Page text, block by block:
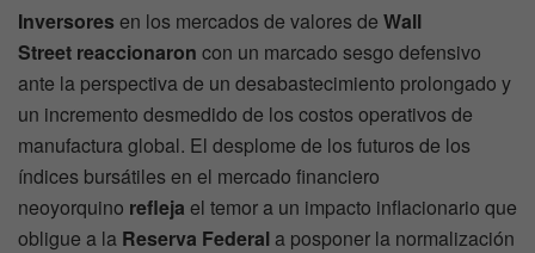
Inversores en los mercados de valores de Wall
Street reaccionaron con un marcado sesgo defensivo
ante la perspectiva de un desabastecimiento prolongado y
un incremento desmedido de los costos operativos de
manufactura global. El desplome de los futuros de los
índices bursátiles en el mercado financiero
neoyorquino refleja el temor a un impacto inflacionario que
obligue a la Reserva Federal a posponer la normalización